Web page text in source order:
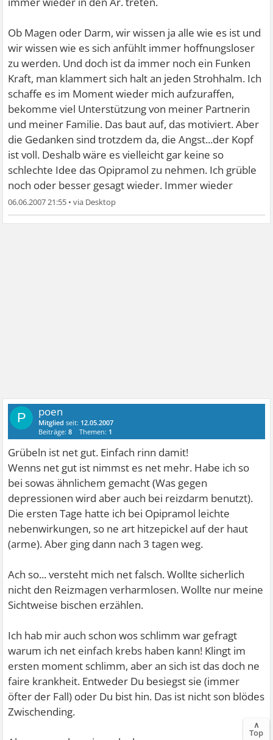
Ob Magen oder Darm, wir wissen ja alle wie es ist und
wir wissen wie es sich anfühlt immer hoffnungsloser
zu werden. Und doch ist da immer noch ein Funken
Kraft, man klammert sich halt an jeden Strohhalm. Ich
schaffe es im Moment wieder mich aufzuraffen,
bekomme viel Unterstützung von meiner Partnerin
und meiner Familie. Das baut auf, das motiviert. Aber
die Gedanken sind trotzdem da, die Angst...der Kopf
ist voll. Deshalb wäre es vielleicht gar keine so
schlechte Idee das Opipramol zu nehmen. Ich grüble
noch oder besser gesagt wieder. Immer wieder
06.06.2007 21:55 •
P poen
Mitglied seit: 12.05.2007
Beiträge:8 Themen: 1
Grübeln ist net gut. Einfach rinn damit!
Wenns net gut ist nimmst es net mehr. Habe ich so
bei sowas ähnlichem gemacht (Was gegen
depressionen wird aber auch bei reizdarm benutzt).
Die ersten Tage hatte ich bei Opipramol leichte
nebenwirkungen, so ne art hitzepickel auf der haut
(arme). Aber ging dann nach 3 tagen weg.
Ach so... versteht mich net falsch. Wollte sicherlich
nicht den Reizmagen verharmlosen. Wollte nur meine
Sichtweise bischen erzählen.
Ich hab mir auch schon wos schlimm war gefragt
warum ich net einfach krebs haben kann! Klingt im
ersten moment schlimm, aber an sich ist das doch ne
faire krankheit. Entweder Du besiegst sie (immer
öfter der Fall) oder Du bist hin. Das ist nicht son blödes
Zwischending.
∧
Top